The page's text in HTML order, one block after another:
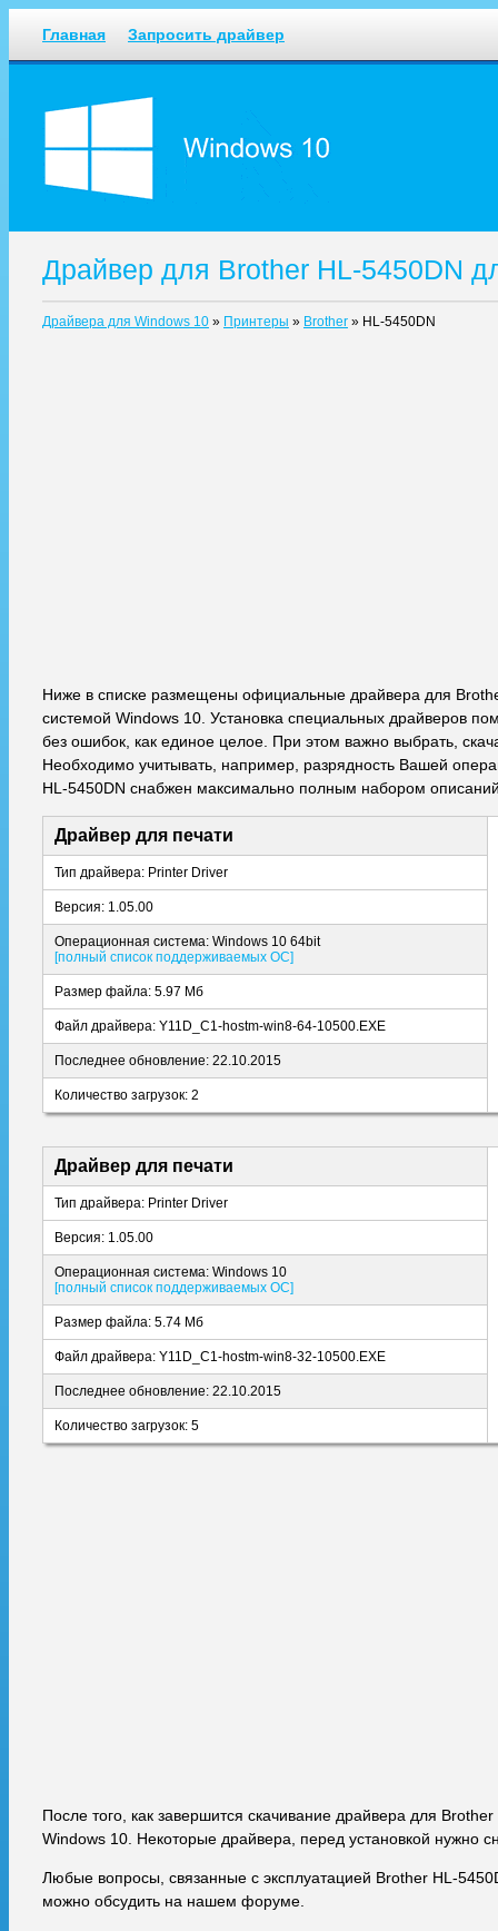
Главная Запросить драйвер
Драйвер для Brother HL-5450DN
Драйвера для Windows 10 » Принтеры » Brother » HL-5450DN
Ниже в списке размещены официальные драйвера для
системой Windows 10. Установка специальных драйверов
без ошибок, как единое целое. При этом важно выбрать,
Необходимо учитывать, например, разрядность Вашей
HL-5450DN снабжен максимально полным набором
Драйвер для печати
Тип драйвера: Printer Driver
Версия: 1.05.00
Операционная система: Windows 10 64bit
[полный список поддерживаемых ОС]
Размер файла: 5.97 Мб
Файл драйвера: Y11D_C1-hostm-win8-64-10500.EXE
Последнее обновление: 22.10.2015
Количество загрузок: 2
Драйвер для печати
Тип драйвера: Printer Driver
Версия: 1.05.00
Операционная система: Windows 10
[полный список поддерживаемых ОС]
Размер файла: 5.74 Мб
Файл драйвера: Y11D_C1-hostm-win8-32-10500.EXE
Последнее обновление: 22.10.2015
Количество загрузок: 5
После того, как завершится скачивание драйвера для
Windows 10. Некоторые драйвера, перед установкой нужно
Любые вопросы, связанные с эксплуатацией Brother HL-
можно обсудить на нашем форуме.